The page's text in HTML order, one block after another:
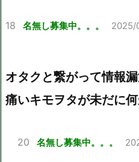
18 名無し募集中。。。 2025/
オタクと繋がって情報
痛いキモヲタが未だに
20 名無し募集中。。。